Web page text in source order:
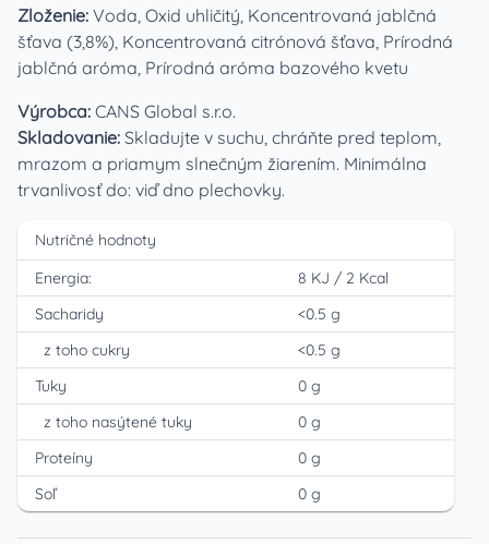
Zloženie: Voda, Oxid uhličitý, Koncentrovaná jablčná
šťava (3,8%), Koncentrovaná citrónová šťava, Prírodná
jablčná aróma, Prírodná aróma bazového kvetu
Výrobca: CANS Global s.r.o.
Skladovanie: Skladujte v suchu, chráňte pred teplom,
mrazom a priamym slnečným žiarením. Minimálna
trvanlivosť do: viď dno plechovky.
Nutričné hodnoty
Energia:
8 KJ / 2 Kcal
Sacharidy
<0.5 g
z toho cukry
<0.5 g
Tuky
0 g
z toho nasýtené tuky
0 g
Proteíny
0 g
Soľ
0 g